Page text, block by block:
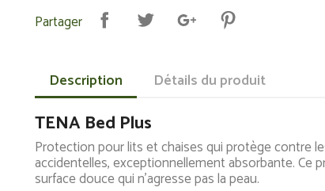
Partager
Description Détails du produit
TENA Bed Plus
Protection pour lits et chaises qui protège contre
accidentelles, exceptionnellement absorbante. Ce
surface douce qui n'agresse pas la peau.